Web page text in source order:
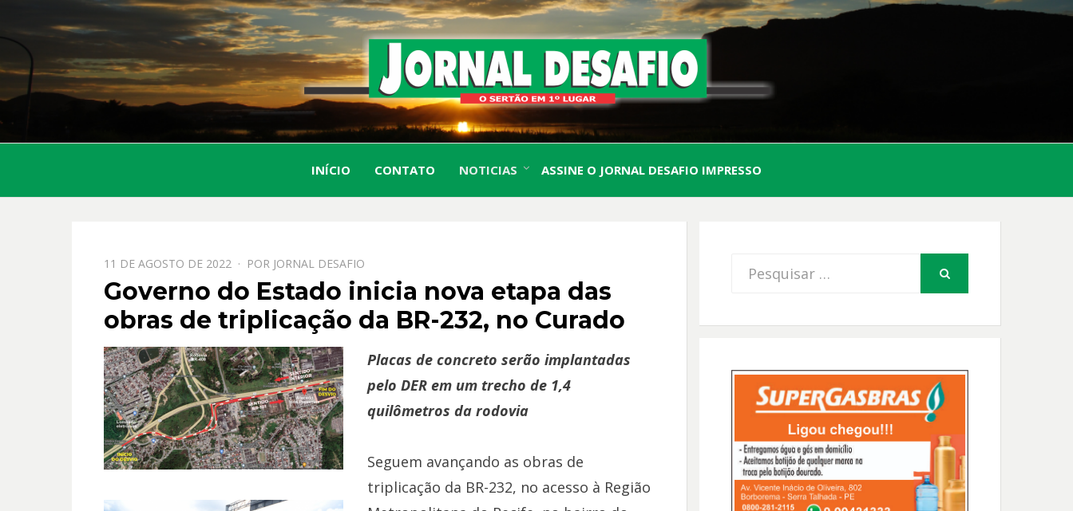
JORNAL
DESAFIO
O Sertão em 1º Lugar
INÍCIO CONTATO NOTICIAS ASSINE O JORNAL DESAFIO IMPRESSO
PPOSTADO
EM
11 DE AGOSTO DE 2022 POR JORNAL DESAFIO
Governo do Estado inicia nova etapa das
obras de triplicação da BR-232, no Curado
Placas de concreto serão implantadas
pelo DER em um trecho de 1,4
quilômetros da rodovia
Seguem avançando as obras de
triplicação da BR-232, no acesso à Região
Procurar